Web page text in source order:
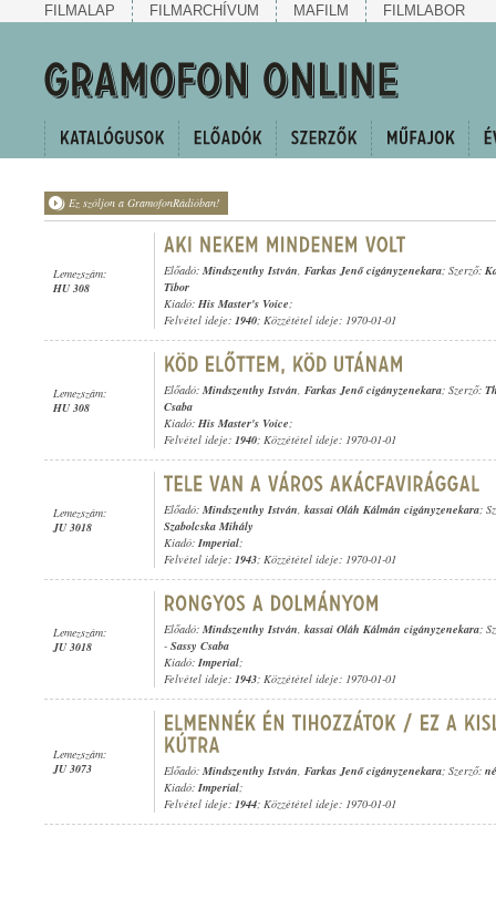
FILMALAP FILMARCHÍVUM MAFILM FILMLABOR
Ez szóljon a GramofonRádióban!
Lemezszám:
HU 308
Előadó: Mindszenthy István, Farkas Jenő cigányzenekara; Szerző:
Tibor
Kiadó: His Master's Voice;
Felvétel ideje: 1940; Közzététel ideje: 1970-01-01
Lemezszám:
HU 308
Előadó: Mindszenthy István, Farkas Jenő cigányzenekara; Szerző:
Csaba
Kiadó: His Master's Voice;
Felvétel ideje: 1940; Közzététel ideje: 1970-01-01
Lemezszám:
JU 3018
Előadó: Mindszenthy István, kassai Oláh Kálmán cigányzenekara;
Szabolcska Mihály
Kiadó: Imperial;
Felvétel ideje: 1943; Közzététel ideje: 1970-01-01
Lemezszám:
JU 3018
Előadó: Mindszenthy István, kassai Oláh Kálmán cigányzenekara;
- Sassy Csaba
Kiadó: Imperial;
Felvétel ideje: 1943; Közzététel ideje: 1970-01-01
Lemezszám:
JU 3073
Előadó: Mindszenthy István, Farkas Jenő cigányzenekara; Szerző:
Kiadó: Imperial;
Felvétel ideje: 1944; Közzététel ideje: 1970-01-01